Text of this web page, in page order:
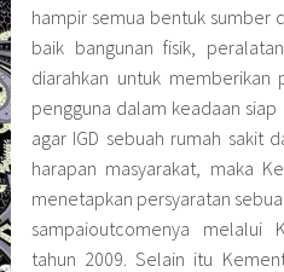
hampir semua bentuk sumber
baik bangunan fisik,
diarahkan untuk memberikan
pengguna dalam keadaan
agar IGD sebuah rumah sakit
harapan masyarakat, maka
menetapkan persyaratan
sampaioutcomenya melalui
tahun 2009. Selain itu